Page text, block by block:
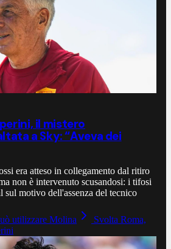
il mistero
a Sky: “Aveva dei
era atteso in collegamento dal ritiro
non è intervenuto scusandosi: i tifosi
sul motivo dell'assenza del tecnico
utilizzare Molina
Svolta Roma,